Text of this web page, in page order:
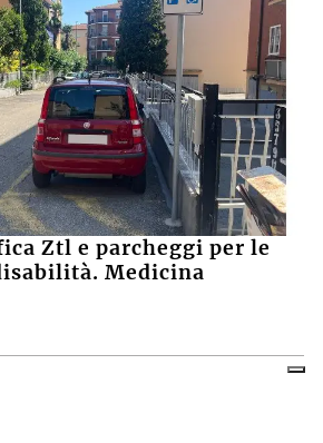
Ztl e parcheggi per le
Medicina